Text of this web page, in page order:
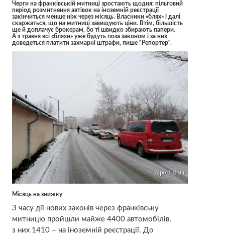
Черги на франківській митниці зростають щодня: пільговий
період розмитнення автівок на іноземній реєстрації
закінчиться менше ніж через місяць. Власники «блях» і далі
скаржаться, що на митниці завищують ціни. Втім, більшість
ще й доплачує брокерам, бо ті швидко збирають папери.
А з травня всі «бляхи» уже будуть поза законом і за них
доведеться платити захмарні штрафи, пише “ Репортер“.
Місяць на знижку
З часу дії нових законів через франківську
митницю пройшли майже 4400 автомобілів,
з них 1410 – на іноземній реєстрації. До